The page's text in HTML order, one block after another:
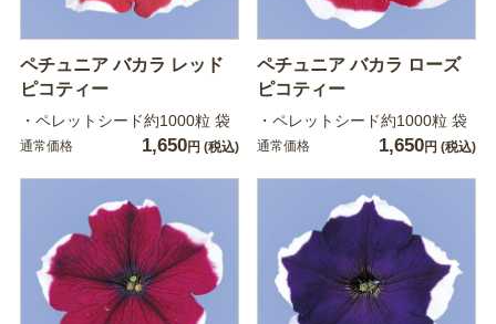
ペチュニア バカラ レッド
ピコティー
・ペレットシード約1000粒 袋
通常価格 1,650円 (税込)
ペチュニア バカラ ローズ
ピコティー
・ペレットシード約1000粒 袋
通常価格 1,650円 (税込)